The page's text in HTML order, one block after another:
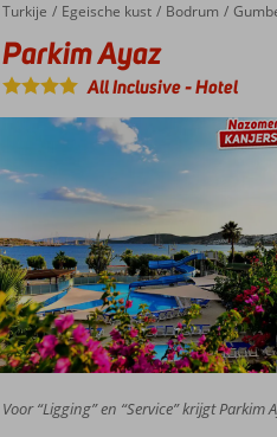
Home
Turkije Egeische kust Bodrum
Parkim Ayaz
Parkim Ayaz
All Inclusive-Hotel
Voor “Ligging” en “Service” krijgt Parkim